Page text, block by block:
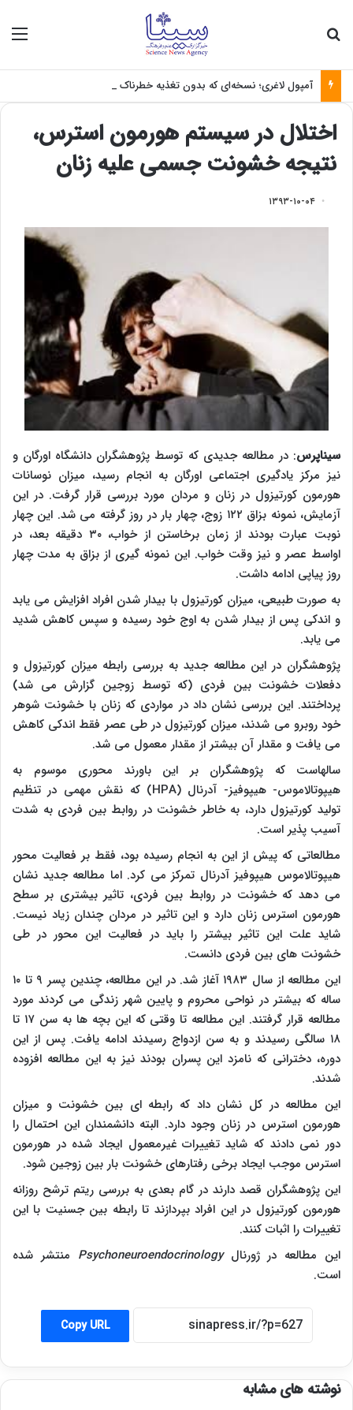
آمپول لاغری؛ نسخه‌ای که بدون تغذیه خطرناک می‌شود
اختلال در سیستم هورمون استرس،
نتیجه خشونت جسمی علیه زنان
۱۳۹۳-۱۰-۰۴
سیناپرس: در مطالعه جدیدی که توسط پژوهشگران دانشگاه اورگان و
نیز مرکز یادگیری اجتماعی اورگان به انجام رسید، میزان نوسانات
هورمون کورتیزول در زنان و مردان مورد بررسی قرار گرفت. در این
آزمایش، نمونه بزاق ۱۲۲ زوج، چهار بار در روز گرفته می شد. این چهار
نوبت عبارت بودند از زمان برخاستن از خواب، ۳۰ دقیقه بعد، در
اواسط عصر و نیز وقت خواب. این نمونه گیری از بزاق به مدت چهار
روز پیاپی ادامه داشت.
به صورت طبیعی، میزان کورتیزول با بیدار شدن افراد افزایش می یابد
و اندکی پس از بیدار شدن به اوج خود رسیده و سپس کاهش شدید
می یابد.
پژوهشگران در این مطالعه جدید به بررسی رابطه میزان کورتیزول و
دفعلات خشونت بین فردی (که توسط زوجین گزارش می شد)
پرداختند. این بررسی نشان داد در مواردی که زنان با خشونت شوهر
خود روبرو می شدند، میزان کورتیزول در طی عصر فقط اندکی کاهش
می یافت و مقدار آن بیشتر از مقدار معمول می شد.
سالهاست که پژوهشگران بر این باورند محوری موسوم به
هیپوتالاموس- هیپوفیز- آدرنال (HPA) که نقش مهمی در تنظیم
تولید کورتیزول دارد، به خاطر خشونت در روابط بین فردی به شدت
آسیب پذیر است.
مطالعاتی که پیش از این به انجام رسیده بود، فقط بر فعالیت محور
هیپوتالاموس هیپوفیز آدرنال تمرکز می کرد. اما مطالعه جدید نشان
می دهد که خشونت در روابط بین فردی، تاثیر بیشتری بر سطح
هورمون استرس زنان دارد و این تاثیر در مردان چندان زیاد نیست.
شاید علت این تاثیر بیشتر را باید در فعالیت این محور در طی
خشونت های بین فردی دانست.
این مطالعه از سال ۱۹۸۳ آغاز شد. در این مطالعه، چندین پسر ۹ تا ۱۰
ساله که بیشتر در نواحی محروم و پایین شهر زندگی می کردند مورد
مطالعه قرار گرفتند. این مطالعه تا وقتی که این بچه ها به سن ۱۷ تا
۱۸ سالگی رسیدند و به سن ازدواج رسیدند ادامه یافت. پس از این
دوره، دخترانی که نامزد این پسران بودند نیز به این مطالعه افزوده
شدند.
این مطالعه در کل نشان داد که رابطه ای بین خشونت و میزان
هورمون استرس در زنان وجود دارد. البته دانشمندان این احتمال را
دور نمی دادند که شاید تغییرات غیرمعمول ایجاد شده در هورمون
استرس موجب ایجاد برخی رفتارهای خشونت بار بین زوجین شود.
این پژوهشگران قصد دارند در گام بعدی به بررسی ریتم ترشح روزانه
هورمون کورتیزول در این افراد بپردازند تا رابطه بین جسنیت با این
تغییرات را اثبات کنند.
این مطالعه در ژورنالPsychoneuroendocrinology منتشر شده
است.
Copy URL
نوشته های مشابه